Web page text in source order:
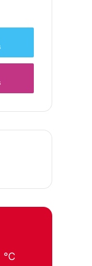
℃